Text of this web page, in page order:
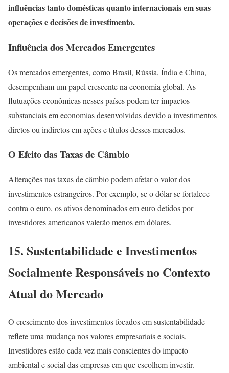
influências tanto domésticas quanto internacionais em suas
operações e decisões de investimento.
Influência dos Mercados Emergentes
Os mercados emergentes, como Brasil, Rússia, Índia e China,
desempenham um papel crescente na economia global. As
flutuações econômicas nesses países podem ter impactos
substanciais em economias desenvolvidas devido a investimentos
diretos ou indiretos em ações e títulos desses mercados.
O Efeito das Taxas de Câmbio
Alterações nas taxas de câmbio podem afetar o valor dos
investimentos estrangeiros. Por exemplo, se o dólar se fortalece
contra o euro, os ativos denominados em euro detidos por
investidores americanos valerão menos em dólares.
15. Sustentabilidade e Investimentos
Socialmente Responsáveis no Contexto
Atual do Mercado
O crescimento dos investimentos focados em sustentabilidade
reflete uma mudança nos valores empresariais e sociais.
Investidores estão cada vez mais conscientes do impacto
ambiental e social das empresas em que escolhem investir.